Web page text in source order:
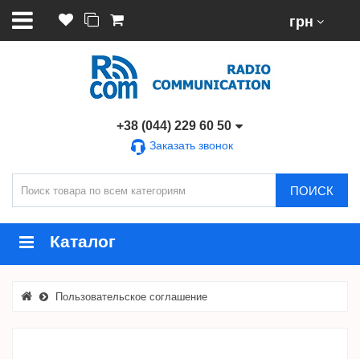
грн
+38 (044) 229 60 50
Заказать звонок
ПОИСК
Каталог
Пользовательское соглашение